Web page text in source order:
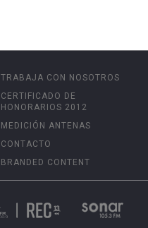
TRABAJA CON NOSOTROS
CERTIFICADO DE
HONORARIOS 2012
MEDICIÓN ANTENAS
CONTACTO
BRANDED CONTENT